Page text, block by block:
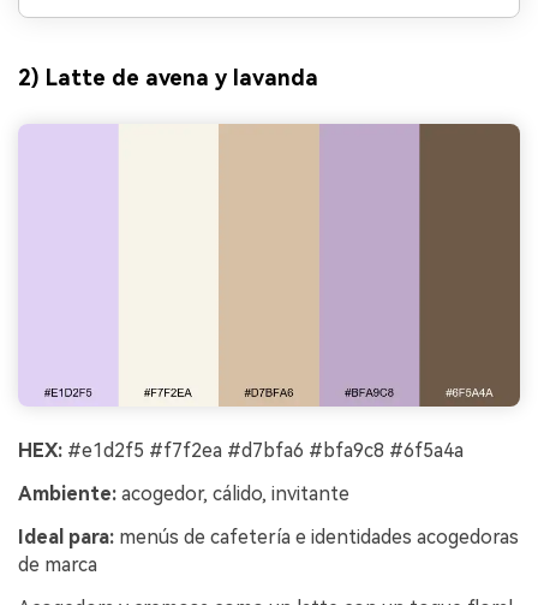
2) Latte de avena y lavanda
HEX: #e1d2f5 #f7f2ea #d7bfa6 #bfa9c8 #6f5a4a
Ambiente: acogedor, cálido, invitante
Ideal para: menús de cafetería e identidades acogedoras
de marca